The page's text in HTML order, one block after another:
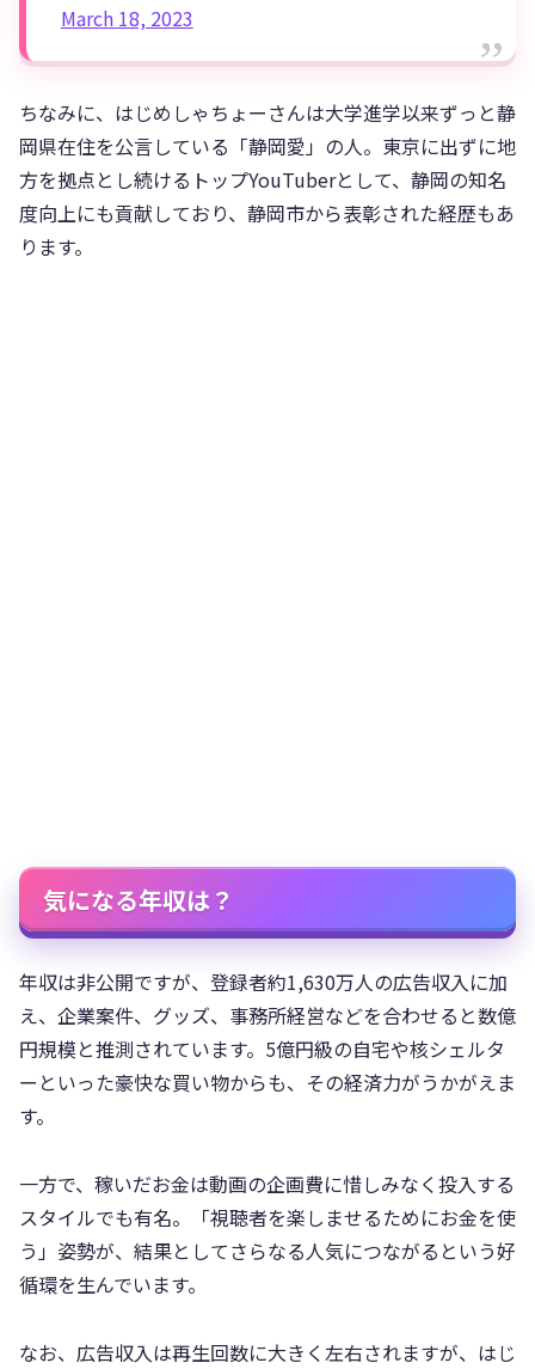
March 18, 2023
ちなみに、はじめしゃちょーさんは大学進学以来ずっと静
岡県在住を公言している「静岡愛」の人。東京に出ずに地
方を拠点とし続けるトップYouTuberとして、静岡の知名
度向上にも貢献しており、静岡市から表彰された経歴もあ
ります。
気になる年収は？
年収は非公開ですが、登録者約1,630万人の広告収入に加
え、企業案件、グッズ、事務所経営などを合わせると数億
円規模と推測されています。5億円級の自宅や核シェルタ
ーといった豪快な買い物からも、その経済力がうかがえま
す。
一方で、稼いだお金は動画の企画費に惜しみなく投入する
スタイルでも有名。「視聴者を楽しませるためにお金を使
う」姿勢が、結果としてさらなる人気につながるという好
循環を生んでいます。
なお、広告収入は再生回数に大きく左右されますが、はじ